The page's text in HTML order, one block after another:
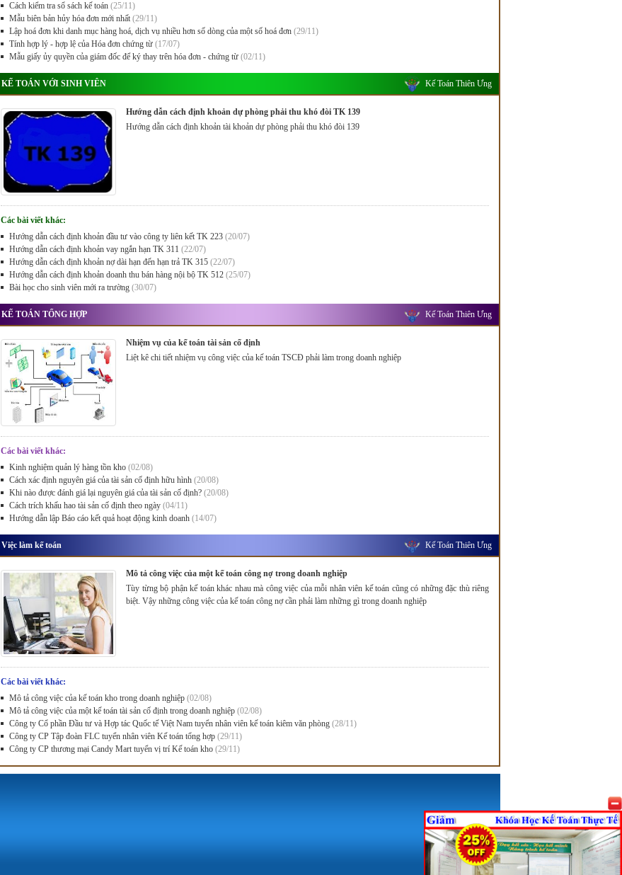
Cách kiểm tra sổ sách kế toán (25/11)
Mẫu biên bản hủy hóa đơn mới nhất (29/11)
Lập hoá đơn khi danh mục hàng hoá, dịch vụ nhiều hơn số dòng của một số hoá đơn (29/11)
Tính hợp lý - hợp lệ của Hóa đơn chứng từ (17/07)
Mẫu giấy ủy quyền của giám đốc để ký thay trên hóa đơn - chứng từ (02/11)
KẾ TOÁN VỚI SINH VIÊN Kế Toán Thiên Ưng
Hướng dẫn cách định khoản dự phòng phải thu khó đòi TK 139
Hướng dẫn cách định khoản tài khoản dự phòng phải thu khó đòi 139
Các bài viết khác:
Hướng dẫn cách định khoản đầu tư vào công ty liên kết TK 223 (20/07)
Hướng dẫn cách định khoản vay ngắn hạn TK 311 (22/07)
Hướng dẫn cách định khoản nợ dài hạn đến hạn trả TK 315 (22/07)
Hướng dẫn cách định khoản doanh thu bán hàng nội bộ TK 512 (25/07)
Bài học cho sinh viên mới ra trường (30/07)
KẾ TOÁN TỔNG HỢP Kế Toán Thiên Ưng
Nhiệm vụ của kế toán tài sản cố định
Liệt kê chi tiết nhiệm vụ công việc của kế toán TSCĐ phải làm trong doanh nghiệp
Các bài viết khác:
Kinh nghiệm quản lý hàng tồn kho (02/08)
Cách xác định nguyên giá của tài sản cố định hữu hình (20/08)
Khi nào được đánh giá lại nguyên giá của tài sản cố định? (20/08)
Cách trích khấu hao tài sản cố định theo ngày (04/11)
Hướng dẫn lập Báo cáo kết quả hoạt động kinh doanh (14/07)
Việc làm kế toán Kế Toán Thiên Ưng
Mô tả công việc của một kế toán công nợ trong doanh nghiệp
Tùy từng bộ phận kế toán khác nhau mà công việc của mỗi nhân viên kế toán cũng có những đặc thù riêng
biệt. Vậy những công việc của kế toán công nợ cần phải làm những gì trong doanh nghiệp
Các bài viết khác:
Mô tả công việc của kế toán kho trong doanh nghiệp (02/08)
Mô tả công việc của một kế toán tài sản cố định trong doanh nghiệp (02/08)
Công ty Cổ phần Đầu tư và Hợp tác Quốc tế Việt Nam tuyển nhân viên kế toán kiêm văn phòng (28/11)
Công ty CP Tập đoàn FLC tuyển nhân viên Kế toán tổng hợp (29/11)
Công ty CP thương mại Candy Mart tuyển vị trí Kế toán kho (29/11)